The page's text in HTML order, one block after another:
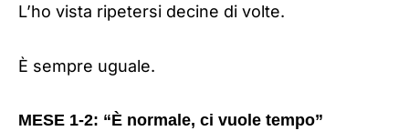
L’ho vista ripetersi decine di volte.
È sempre uguale.
MESE 1-2: “È normale, ci vuole tempo”